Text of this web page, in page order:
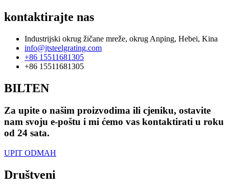
kontaktirajte nas
Industrijski okrug žičane mreže, okrug Anping, Hebei, Kina
info@jtsteelgrating.com
+86 15511681305
+86 15511681305
BILTEN
Za upite o našim proizvodima ili cjeniku, ostavite
nam svoju e-poštu i mi ćemo vas kontaktirati u roku
od 24 sata.
UPIT ODMAH
Društveni